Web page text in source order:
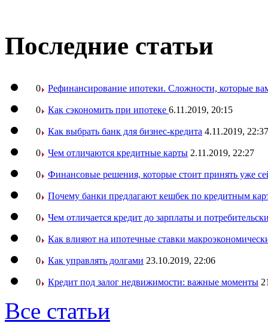
Последние статьи
0 Рефинансирование ипотеки. Сложности, которые
0 Как сэкономить при ипотеке 6.11.2019, 20:15
0 Как выбрать банк для бизнес-кредита 4.11.2019, 22:37
0 Чем отличаются кредитные карты 2.11.2019, 22:27
0 Финансовые решения, которые стоит принять уже
0 Почему банки предлагают кешбек по кредитным
0 Чем отличается кредит до зарплаты и
0 Как влияют на ипотечные ставки
0 Как управлять долгами 23.10.2019, 22:06
0 Кредит под залог недвижимости: важные моменты
Все статьи